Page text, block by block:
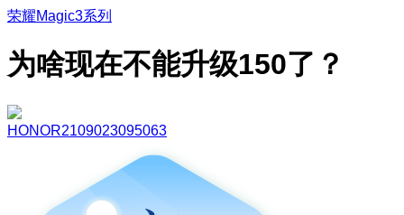
荣耀Magic3系列
为啥现在不能升级150了？
HONOR2109023095063